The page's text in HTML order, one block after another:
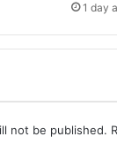
1 day
not be published.